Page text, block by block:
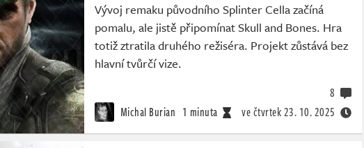
Vývoj remaku původního Splinter Cella začíná
pomalu, ale jistě připomínat Skull and Bones. Hra
totiž ztratila druhého režiséra. Projekt zůstává bez
hlavní tvůrčí vize.
Michal Burian 1 minuta ve čtvrtek23. 10. 2025
8